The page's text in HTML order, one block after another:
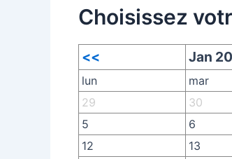
Choisissez
<< Jan
lun mar
29
30
5
6
12
13